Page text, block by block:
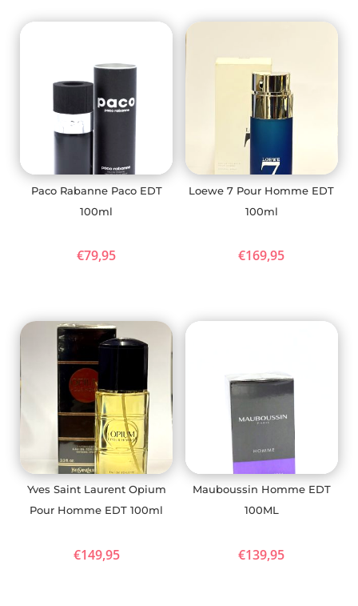
Paco Rabanne Paco EDT
100ml
€79,95
Loewe 7 Pour Homme EDT
100ml
€169,95
Yves Saint Laurent Opium
Pour Homme EDT 100ml
€149,95
Mauboussin Homme EDT
100ML
€139,95